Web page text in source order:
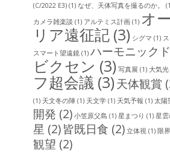
(C/2022 E3) (1) なぜ、天体写真を撮るのか。
カメラ雑楽談 (1) アルテミス計画 (1) オ
リア遠征記 (3) シグマ (1)
スマート望遠鏡 (1) ハーモニック
ビクセン (3) 写真展 (1) 大気光
フ超会議 (3)天体観賞
(1) 天文冬の陣 (1) 天文学 (1) 天気予報 (1) 太陽
開発 (2) 小笠原父島 (1) 星まつり (1) 星
星 (2)皆既日食 (2) 立体視 (1) 限
観望 (2)